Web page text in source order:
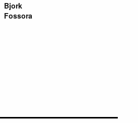
Bjork
Fossora